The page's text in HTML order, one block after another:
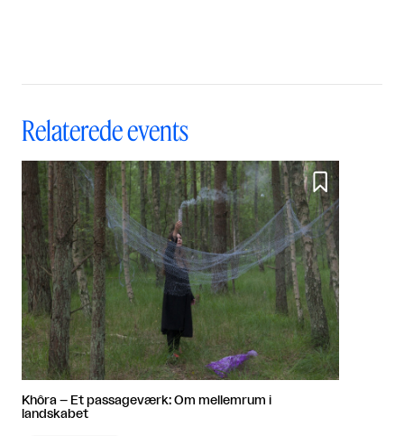
Relaterede events

Khôra – Et passageværk: Om mellemrum i
landskabet